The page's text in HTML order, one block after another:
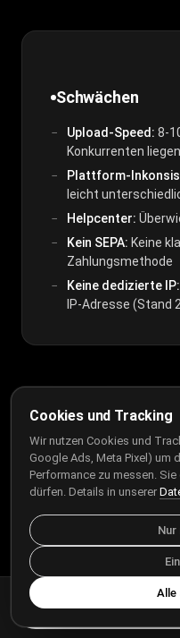
Surfshark testen ↗
Schwächen
Upload-Speed: 8-
Konkurrenten
Plattform-
leicht
Helpcenter:
Kein SEPA: Keine
Zahlungsmethode
Keine dedizierte IP:
IP-Adresse (Stand
Fazit: Für
Surfshark
Surfshark VPN
Leistungs-Sieger. Der
Sicherheit mit einer
hervorragendem Preis
Wer ein VPN für
Cookies und Tracking
Wir nutzen Cookies und
Google Ads, Meta Pixel) um
Performance zu messen.
dürfen. Details in unserer
Alle